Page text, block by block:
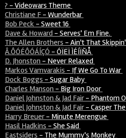
? - Videowars Theme
Christiane F - Wunderbar
Bob Peck - Sweet 16
Dave & Howard - Serves' Em Fine.
The Allen Brothers - Ain't That
Â.ÔÓÉÔÓÁÍÇÓ - ÓÏËÏ ÌÉÍÏÑÅ
D. Jhonston - Never Relaxed
Markos Vamvarakis - If We Go To War
Dock Boggs - Sugar Baby
Charles Manson - Big Iron Door
Daniel Johnston & Jad Fair - Phantom
Daniel Johnston & Jad Fair - Casper
Harry Breuer - Minute Merengue
Hasil Hadkins - She Said
Eastsiders - The Mummy's Monkey